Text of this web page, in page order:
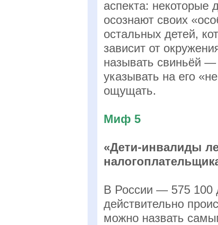
аспекта: некоторые
осознают своих
остальных детей,
зависит от
называть свиньёй —
указывать на его
ощущать.
Миф 5
«Дети-инвалиды
В России — 575 100
действительно
можно назвать